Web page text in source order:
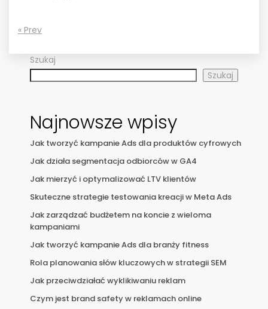
« Prev
Szukaj
Szukaj
Najnowsze wpisy
Jak tworzyć kampanie Ads dla produktów cyfrowych
Jak działa segmentacja odbiorców w GA4
Jak mierzyć i optymalizować LTV klientów
Skuteczne strategie testowania kreacji w Meta Ads
Jak zarządzać budżetem na koncie z wieloma
kampaniami
Jak tworzyć kampanie Ads dla branży fitness
Rola planowania słów kluczowych w strategii SEM
Jak przeciwdziałać wyklikiwaniu reklam
Czym jest brand safety w reklamach online